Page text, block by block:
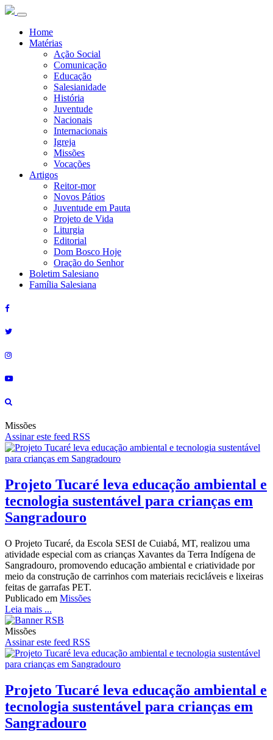
Home
Matérias
Ação Social
Comunicação
Educação
Salesianidade
História
Juventude
Nacionais
Internacionais
Igreja
Missões
Vocações
Artigos
Reitor-mor
Novos Pátios
Juventude em Pauta
Projeto de Vida
Liturgia
Editorial
Dom Bosco Hoje
Oração do Senhor
Boletim Salesiano
Família Salesiana
Missões
Assinar este feed RSS
Projeto Tucaré leva educação ambiental e
tecnologia sustentável para crianças em
Sangradouro
O Projeto Tucaré, da Escola SESI de Cuiabá, MT, realizou uma
atividade especial com as crianças Xavantes da Terra Indígena de
Sangradouro, promovendo educação ambiental e criatividade por
meio da construção de carrinhos com materiais recicláveis e lixeiras
feitas de garrafas PET.
Publicado em Missões
Leia mais ...
Missões
Assinar este feed RSS
Projeto Tucaré leva educação ambiental e
tecnologia sustentável para crianças em
Sangradouro